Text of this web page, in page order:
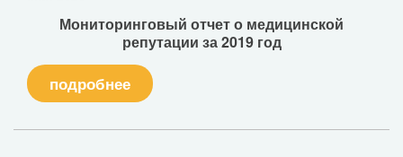
Мониторинговый отчет о медицинской
репутации за 2019 год
подробнее